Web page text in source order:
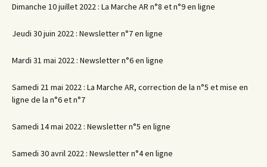
Dimanche 10 juillet 2022 : La Marche AR n°8 et n°9 en ligne
Jeudi 30 juin 2022 : Newsletter n°7 en ligne
Mardi 31 mai 2022 : Newsletter n°6 en ligne
Samedi 21 mai 2022 : La Marche AR, correction de la n°5 et mise en
ligne de la n°6 et n°7
Samedi 14 mai 2022 : Newsletter n°5 en ligne
Samedi 30 avril 2022 : Newsletter n°4 en ligne